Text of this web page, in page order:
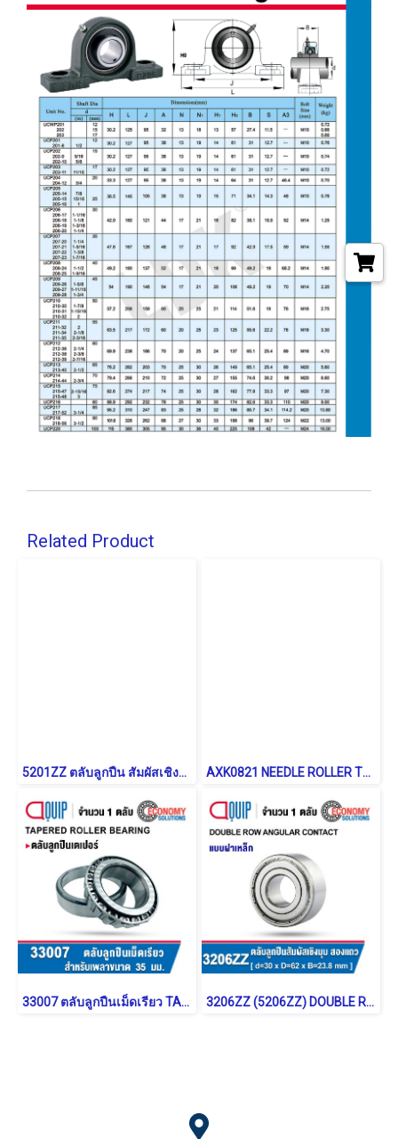
Related Product
5201ZZ ตลับลูกปืน สัมผัสเชิงมุม 2 แถว แบบฝาเหล็ก (DOUBLE ROW ANGULAR CONTACT BALL BEARING) AXK0821 NEEDLE ROLLER THRUST WASHER BEARING
33007 ตลับลูกปืนเม็ดเรียว TAPERED ROLLER BEARING 3206ZZ (5206ZZ) DOUBLE ROW ANGULAR CONTACT BALL BEARING